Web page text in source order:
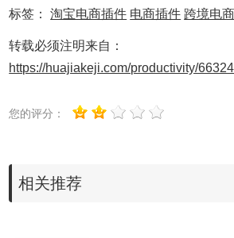
标签： 淘宝电商插件 电商插件 跨境电
转载必须注明来自：
https://huajiakeji.com/productivity/
您的评分：
相关推荐